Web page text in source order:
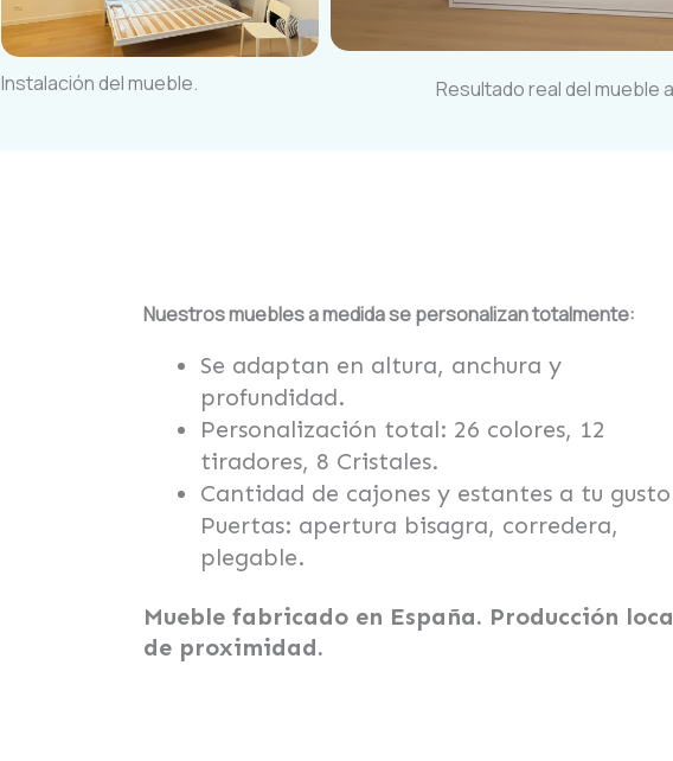
Instalación del mueble. Resultado real del mueble
Nuestros muebles a medida se personalizan totalmente:
Se adaptan en altura, anchura y
profundidad.
Personalización total: 26 colores, 12
tiradores, 8 Cristales.
Cantidad de cajones y estantes a tu
Puertas: apertura bisagra, corredera,
plegable.
Mueble fabricado en España. Producción
de proximidad.